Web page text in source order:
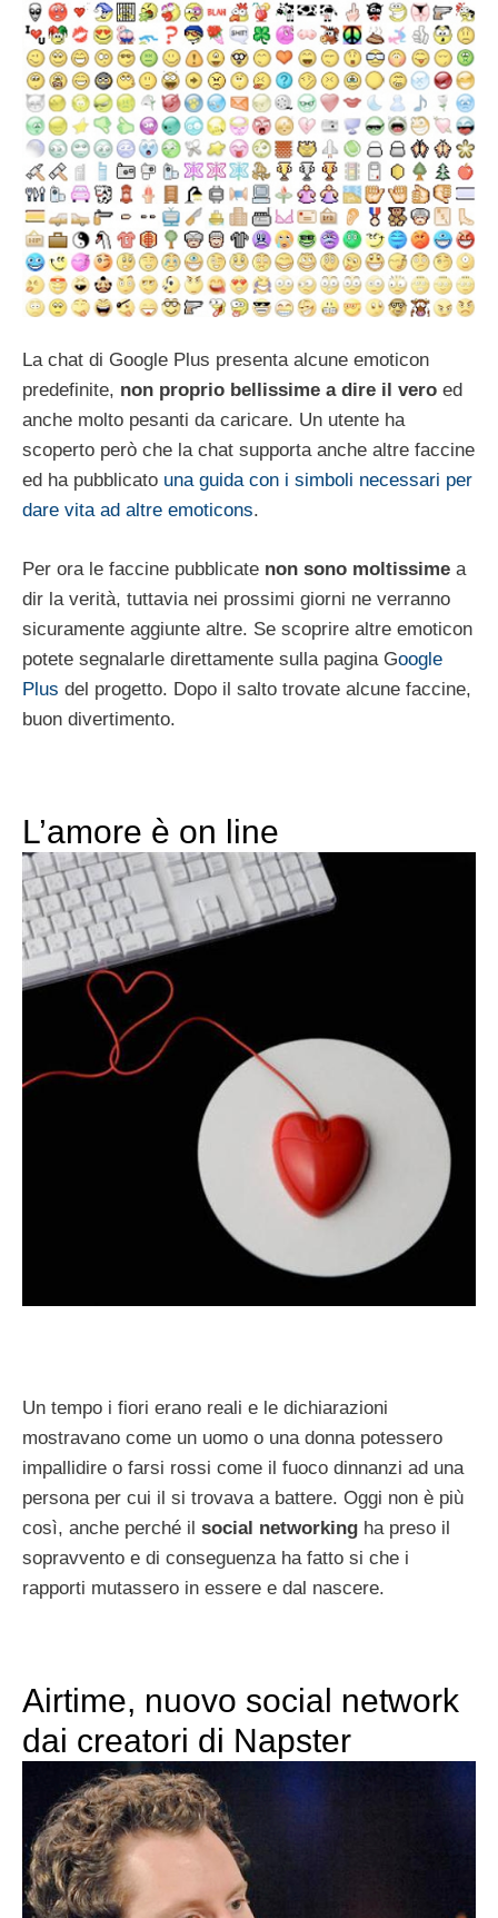
La chat di Google Plus presenta alcune emoticon
predefinite, non proprio bellissime a dire il vero ed
anche molto pesanti da caricare. Un utente ha
scoperto però che la chat supporta anche altre faccine
ed ha pubblicato una guida con i simboli necessari per
dare vita ad altre emoticons.
Per ora le faccine pubblicate non sono moltissime a
dir la verità, tuttavia nei prossimi giorni ne verranno
sicuramente aggiunte altre. Se scoprire altre emoticon
potete segnalarle direttamente sulla pagina Google
Plus del progetto. Dopo il salto trovate alcune faccine,
buon divertimento.
L’amore è on line
Un tempo i fiori erano reali e le dichiarazioni
mostravano come un uomo o una donna potessero
impallidire o farsi rossi come il fuoco dinnanzi ad una
persona per cui il si trovava a battere. Oggi non è più
così, anche perché il social networking ha preso il
sopravvento e di conseguenza ha fatto si che i
rapporti mutassero in essere e dal nascere.
Airtime, nuovo social network
dai creatori di Napster